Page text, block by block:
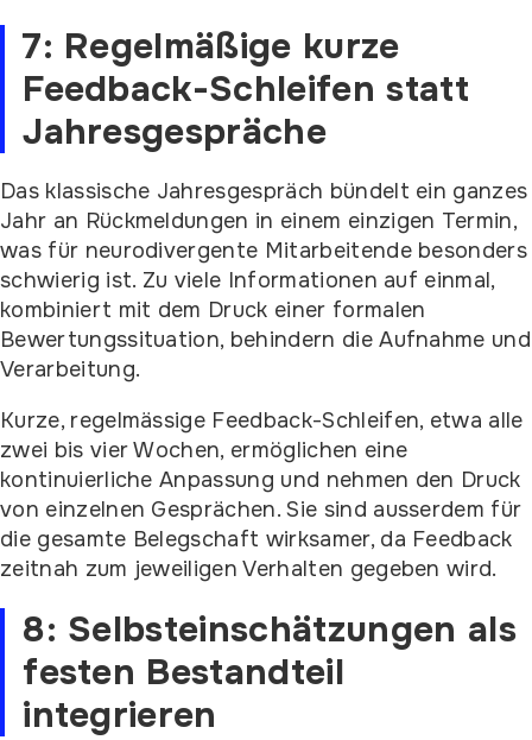
7: Regelmäßige kurze
Feedback-Schleifen statt
Jahresgespräche
Das klassische Jahresgespräch bündelt ein ganzes
Jahr an Rückmeldungen in einem einzigen Termin,
was für neurodivergente Mitarbeitende besonders
schwierig ist. Zu viele Informationen auf einmal,
kombiniert mit dem Druck einer formalen
Bewertungssituation, behindern die Aufnahme und
Verarbeitung.
Kurze, regelmässige Feedback-Schleifen, etwa alle
zwei bis vier Wochen, ermöglichen eine
kontinuierliche Anpassung und nehmen den Druck
von einzelnen Gesprächen. Sie sind ausserdem für
die gesamte Belegschaft wirksamer, da Feedback
zeitnah zum jeweiligen Verhalten gegeben wird.
8: Selbsteinschätzungen als
festen Bestandteil
integrieren